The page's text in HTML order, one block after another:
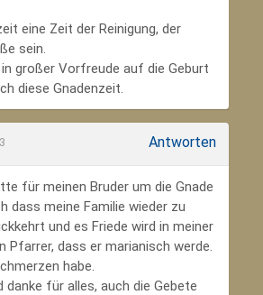
eine Zeit der Reinigung, der
sein.
großer Vorfreude auf die Geburt
diese Gnadenzeit.
Antworten
für meinen Bruder um die Gnade
dass meine Familie wieder zu
und es Friede wird in meiner
Pfarrer, dass er marianisch werde.
habe.
danke für alles, auch die Gebete